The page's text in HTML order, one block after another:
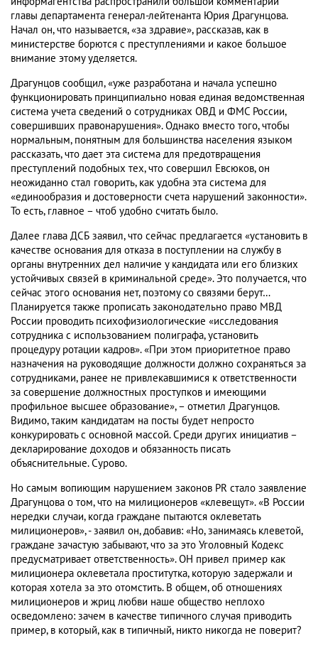
главы департамента генерал-лейтенанта Юрия Драгунцова.
Начал он, что называется, «за здравие», рассказав, как в
министерстве борются с преступлениями и какое большое
внимание этому уделяется.
Драгунцов сообщил, «уже разработана и начала успешно
функционировать принципиально новая единая ведомственная
система учета сведений о сотрудниках ОВД и ФМС России,
совершивших правонарушения». Однако вместо того, чтобы
нормальным, понятным для большинства населения языком
рассказать, что дает эта система для предотвращения
преступлений подобных тех, что совершил Евсюков, он
неожиданно стал говорить, как удобна эта система для
«единообразия и достоверности счета нарушений законности».
То есть, главное – чтоб удобно считать было.
Далее глава ДСБ заявил, что сейчас предлагается «установить в
качестве основания для отказа в поступлении на службу в
органы внутренних дел наличие у кандидата или его близких
устойчивых связей в криминальной среде». Это получается, что
сейчас этого основания нет, поэтому со связями берут…
Планируется также прописать законодательно право МВД
России проводить психофизиологические «исследования
сотрудника с использованием полиграфа, установить
процедуру ротации кадров». «При этом приоритетное право
назначения на руководящие должности должно сохраняться за
сотрудниками, ранее не привлекавшимися к ответственности
за совершение должностных проступков и имеющими
профильное высшее образование», – отметил Драгунцов.
Видимо, таким кандидатам на посты будет непросто
конкурировать с основной массой. Среди других инициатив –
декларирование доходов и обязанность писать
объяснительные. Сурово.
Но самым вопиющим нарушением законов PR стало заявление
Драгунцова о том, что на милиционеров «клевещут». «В России
нередки случаи, когда граждане пытаются оклеветать
милиционеров», - заявил он, добавив: «Но, занимаясь клеветой,
граждане зачастую забывают, что за это Уголовный Кодекс
предусматривает ответственность». ОН привел пример как
милиционера оклеветала проститутка, которую задержали и
которая хотела за это отомстить. В общем, об отношениях
милиционеров и жриц любви наше общество неплохо
осведомлено: зачем в качестве типичного случая приводить
пример, в который, как в типичный, никто никогда не поверит?